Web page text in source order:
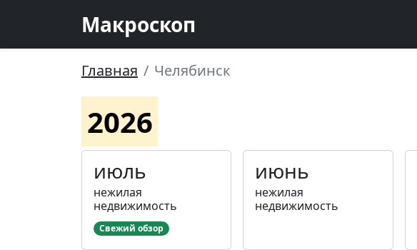
Макроскоп
Главная Челябинск
2026
июль
нежилая
недвижимость
Свежий обзор
июнь
нежилая
недвижимость